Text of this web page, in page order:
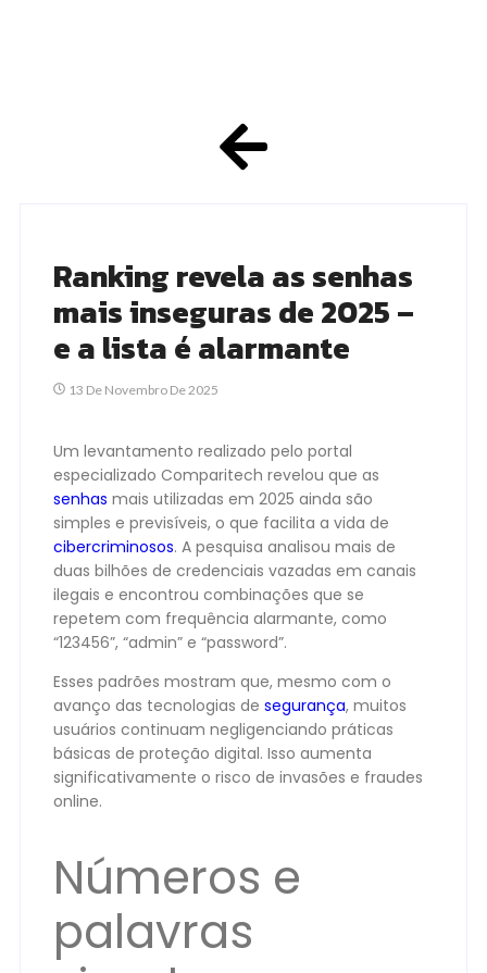
Ranking revela as senhas
mais inseguras de 2025 –
e a lista é alarmante
13 De Novembro De 2025
Um levantamento realizado pelo portal
especializado Comparitech revelou que as
senhas mais utilizadas em 2025 ainda são
simples e previsíveis, o que facilita a vida de
cibercriminosos. A pesquisa analisou mais de
duas bilhões de credenciais vazadas em canais
ilegais e encontrou combinações que se
repetem com frequência alarmante, como
“123456”, “admin” e “password”.
Esses padrões mostram que, mesmo com o
avanço das tecnologias de segurança, muitos
usuários continuam negligenciando práticas
básicas de proteção digital. Isso aumenta
significativamente o risco de invasões e fraudes
online.
Números e
palavras